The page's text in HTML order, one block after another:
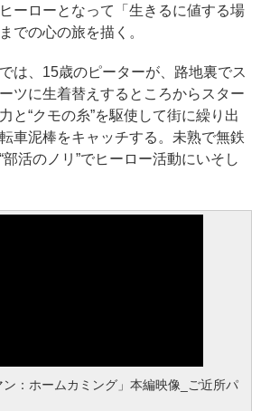
ーローとなって「生きるに値する場
での心の旅を描く。
は、15歳のピーターが、路地裏でス
ツに生着替えするところからスター
と“クモの糸”を駆使して街に繰り出
車泥棒をキャッチする。未熟で無鉄
活のノリ”でヒーロー活動にいそし
：ホームカミング」本編映像_ご近所パ